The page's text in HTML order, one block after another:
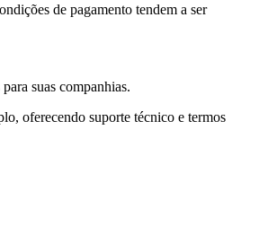
de pagamento tendem a ser
suas companhias.
oferecendo suporte técnico e termos